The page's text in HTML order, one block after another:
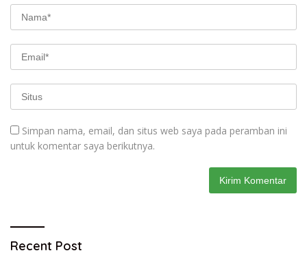
Simpan nama, email, dan situs web saya pada peramban ini
untuk komentar saya berikutnya.
Recent Post